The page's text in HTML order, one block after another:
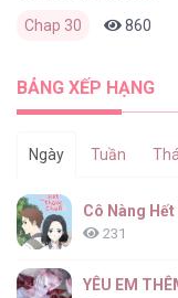
Chap 30 860
BẢNG XẾP HẠNG
Ngày Tuần
Cô Nàng
231
YÊU EM